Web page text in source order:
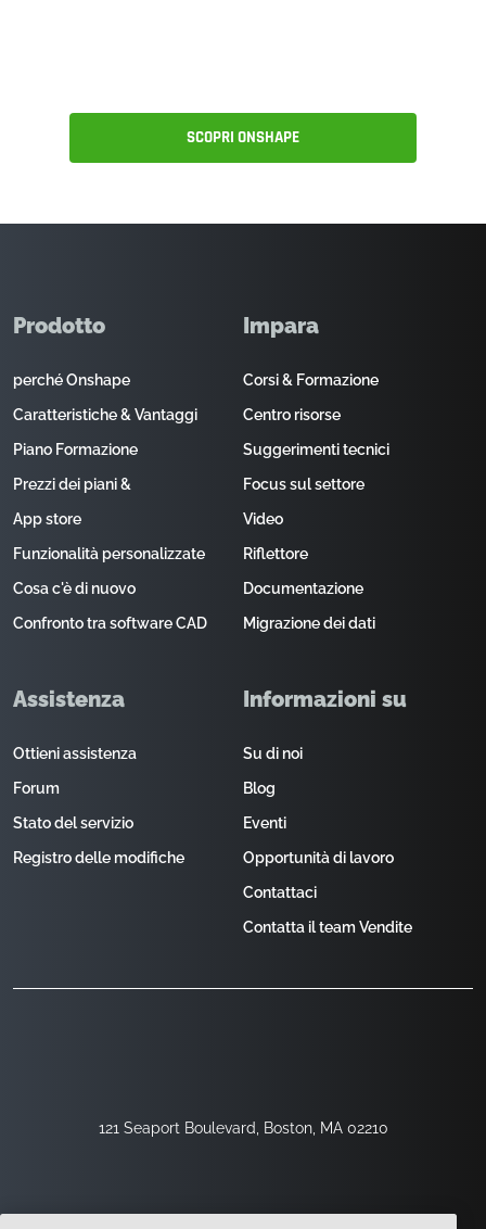
SCOPRI ONSHAPE
121 Seaport Boulevard, Boston, MA 02210
Prodotto
perché Onshape
Caratteristiche & Vantaggi
Piano Formazione
Prezzi dei piani &
App store
Funzionalità personalizzate
Cosa c'è di nuovo
Confronto tra software CAD
Impara
Corsi & Formazione
Centro risorse
Suggerimenti tecnici
Focus sul settore
Video
Riflettore
Documentazione
Migrazione dei dati
Assistenza
Ottieni assistenza
Forum
Stato del servizio
Registro delle modifiche
Informazioni su
Su di noi
Blog
Eventi
Opportunità di lavoro
Contattaci
Contatta il team Vendite